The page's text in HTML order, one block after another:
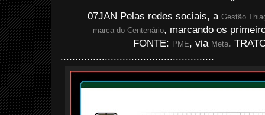
07JAN Pelas redes sociais, a Gestão
marca do Centenário, marcando os
FONTE: PME, via Meta.
....................................................